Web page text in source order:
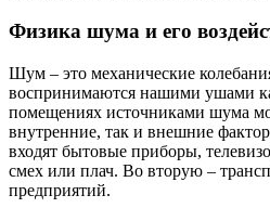
Физика шума и его
Шум – это механические
воспринимаются нашими ушами
помещениях источниками шума
внутренние, так и внешние
входят бытовые приборы,
смех или плач. Во вторую –
предприятий.